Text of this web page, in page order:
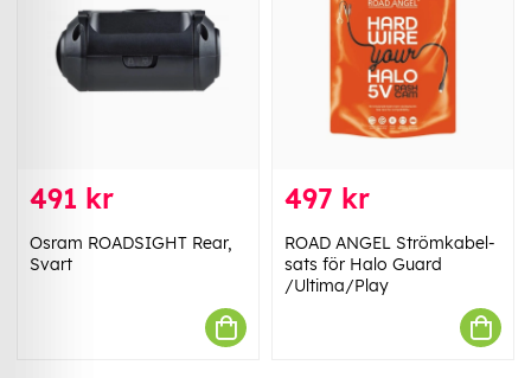
491 kr
Osram ROADSIGHT Rear,
Svart
497 kr
ROAD ANGEL Strömkabel-
sats för Halo Guard
/Ultima/Play